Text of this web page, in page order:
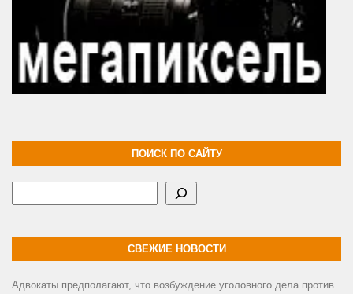
ПОИСК ПО САЙТУ
СВЕЖИЕ НОВОСТИ
Адвокаты предполагают, что возбуждение уголовного дела против